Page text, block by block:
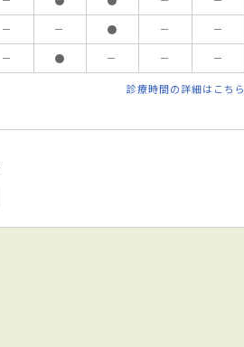
－ － ● －
－
－ ● － － －
診療時間の詳細はこちら